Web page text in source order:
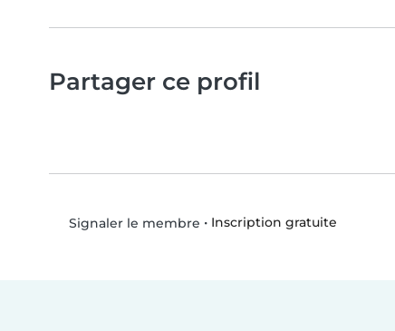
Partager ce profil
Signaler le membre • Inscription gratuite